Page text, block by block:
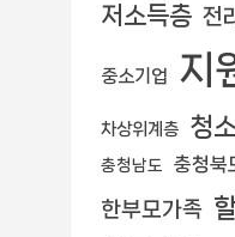
저소득층 전
중소기업 지
차상위계층 청
충청남도 충청북
한부모가족